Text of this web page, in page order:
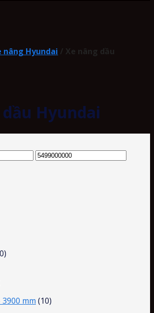
nâng Hyundai / Xe nâng dầu
Hyundai
3900 mm (10)